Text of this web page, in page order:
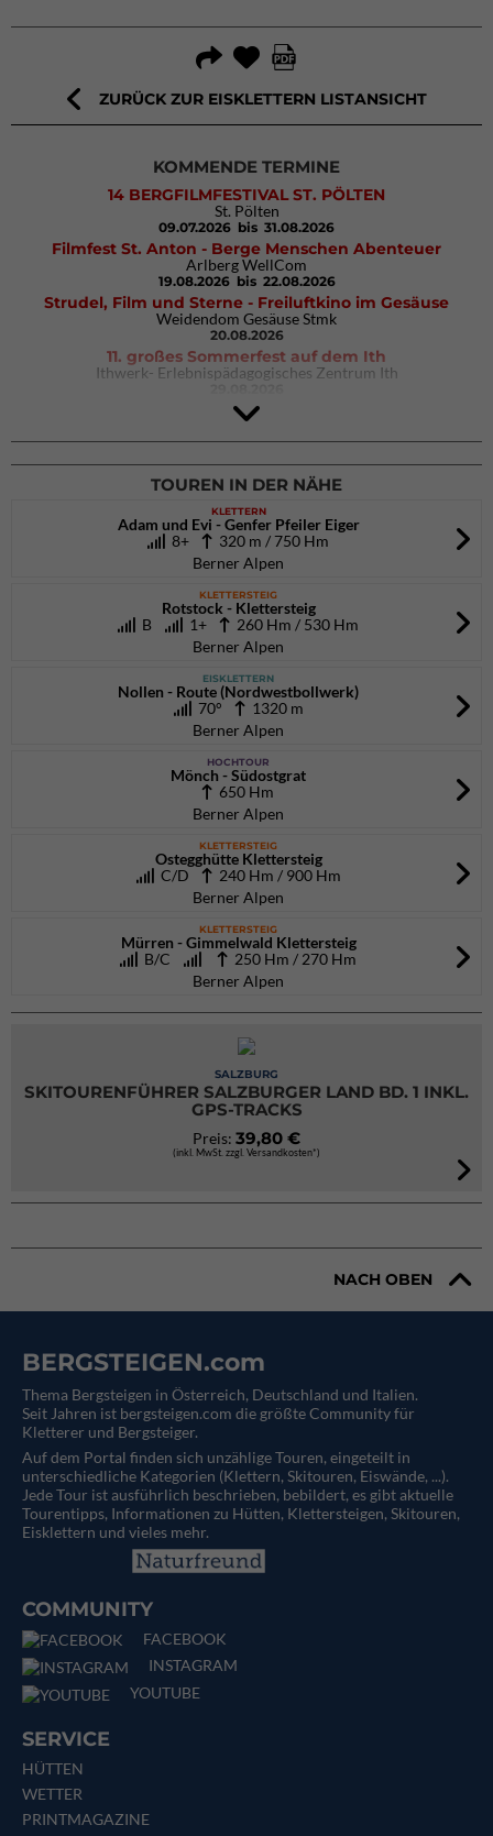
ZURÜCK ZUR EISKLETTERN LISTANSICHT
KOMMENDE TERMINE
14 BERGFILMFESTIVAL ST. PÖLTEN
St. Pölten
09.07.2026 bis 31.08.2026
Filmfest St. Anton - Berge Menschen Abenteuer
Arlberg WellCom
19.08.2026 bis 22.08.2026
Strudel, Film und Sterne - Freiluftkino im Gesäuse
Weidendom Gesäuse Stmk
20.08.2026
11. großes Sommerfest auf dem Ith
Ithwerk- Erlebnispädagogisches Zentrum Ith
4Blocs KIDS 2026
DAV Kletter- & Boulderzentrum München Süd (Thalkirchen)
26.09.2026
TOUREN IN DER NÄHE
KLETTERN
Adam und Evi - Genfer Pfeiler Eiger
8+
320 m / 750 Hm
Berner Alpen
KLETTERSTEIG
Rotstock - Klettersteig
B
1+
260 Hm / 530 Hm
Berner Alpen
EISKLETTERN
Nollen - Route (Nordwestbollwerk)
70° 1320 m
Berner Alpen
HOCHTOUR
Mönch - Südostgrat
650 Hm
Berner Alpen
KLETTERSTEIG
Ostegghütte Klettersteig
C/D 240 Hm / 900 Hm
Berner Alpen
KLETTERSTEIG
Mürren - Gimmelwald Klettersteig
B/C
250 Hm / 270 Hm
Berner Alpen
SALZBURG
SKITOURENFÜHRER SALZBURGER LAND BD. 1 INKL.
GPS-TRACKS
Preis: 39,80 €
(inkl. MwSt. zzgl. Versandkosten*)
NACH OBEN
BERGSTEIGEN.com
Thema Bergsteigen in Österreich, Deutschland und Italien.
Seit Jahren ist bergsteigen.com die größte Community für
Kletterer und Bergsteiger.
Auf dem Portal finden sich unzählige Touren, eingeteilt in
unterschiedliche Kategorien (Klettern, Skitouren, Eiswände, ...).
Jede Tour ist ausführlich beschrieben, bebildert, es gibt aktuelle
Tourentipps, Informationen zu Hütten, Klettersteigen, Skitouren,
Eisklettern und vieles mehr.
COMMUNITY
FACEBOOK
INSTAGRAM
YOUTUBE
SERVICE
HÜTTEN
WETTER
PRINTMAGAZINE